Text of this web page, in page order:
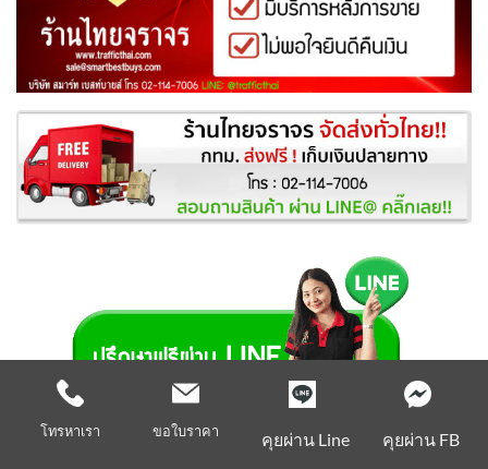
โทรหาเรา ขอใบราคา คุยผ่าน Line คุยผ่าน FB